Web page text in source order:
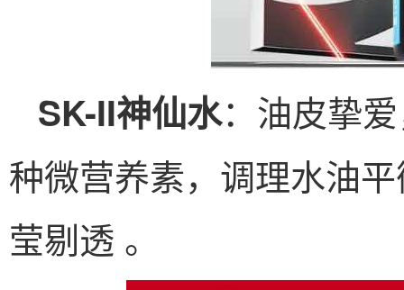
SK-II神仙水：油皮挚
种微营养素，调理水油
莹剔透 。